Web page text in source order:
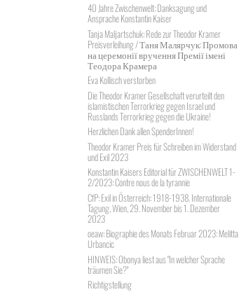
40 Jahre Zwischenwelt: Danksagung und
Ansprache Konstantin Kaiser
Tanja Maljartschuk: Rede zur Theodor Kramer
Preisverleihung / Таня Малярчук: Промова
на церемонії вручення Премії імені
Теодора Крамера
Eva Kollisch verstorben
Die Theodor Kramer Gesellschaft verurteilt den
islamistischen Terrorkrieg gegen Israel und
Russlands Terrorkrieg gegen die Ukraine!
Herzlichen Dank allen SpenderInnen!
Theodor Kramer Preis für Schreiben im Widerstand
und Exil 2023
Konstantin Kaisers Editorial für ZWISCHENWELT 1-
2/2023: Contre nous de la tyrannie
CfP: Exil in Österreich: 1918-1938. Internationale
Tagung, Wien, 29. November bis 1. Dezember
2023
oeaw: Biographie des Monats Februar 2023: Melitta
Urbancic
HINWEIS: Obonya liest aus "In welcher Sprache
träumen Sie?"
Richtigstellung